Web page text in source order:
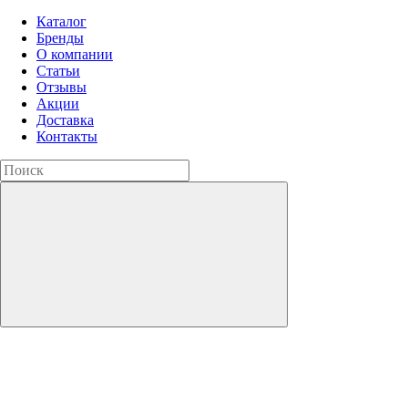
Каталог
Бренды
О компании
Статьи
Отзывы
Акции
Доставка
Контакты